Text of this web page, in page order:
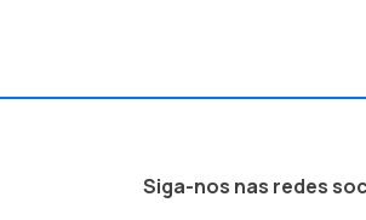
Siga-nos nas redes